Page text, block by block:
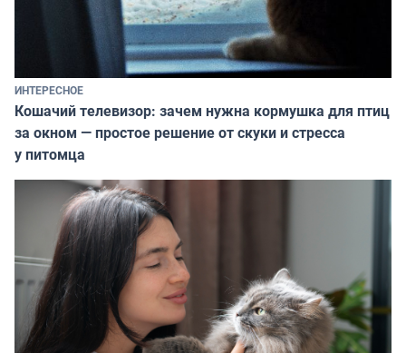
ИНТЕРЕСНОЕ
Кошачий телевизор: зачем нужна кормушка для птиц
за окном — простое решение от скуки и стресса
у питомца